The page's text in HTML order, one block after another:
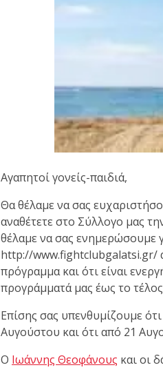
Με μεγάλη επιτυχία
Brazilian Jiu-Jitsu με τον
Ο Κορυφαίος Βραζιλιάνος
Αγαπητοί γονείς-παιδιά,
Θα θέλαμε να σας
αναθέτετε στο Σύλλογο μας
θέλαμε να σας ενημερώσουμε
http://www.fightclubgalatsi.gr/
πρόγραμμα και ότι είναι
προγράμματά μας έως το
Επίσης σας υπενθυμίζουμε
Αυγούστου και ότι από 21
Ο Ιωάννης Θεοφάνους και οι